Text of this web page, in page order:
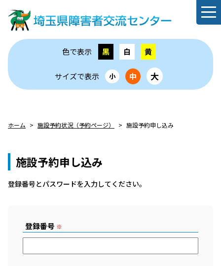
色で表示 黒 白 黄
サイズで表示 小 中 大
ホーム 施設予約状況（予約ページ） 施設予約申し込み
施設予約申し込み
登録番号とパスワードを⼊⼒してください。
登録番号 ※